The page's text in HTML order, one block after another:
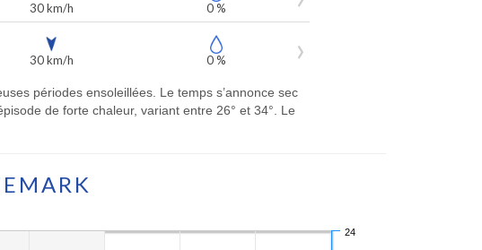
30 km/h 0 %
30 km/h 0 %
périodes ensoleillées. Le temps s’annonce sec
de forte chaleur, variant entre 26° et 34°. Le
24